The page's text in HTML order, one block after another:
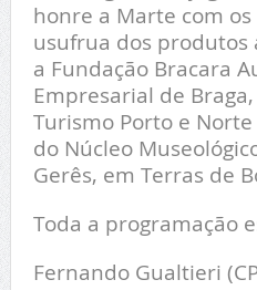
honre a Marte com os
usufrua dos produtos
a Fundação Bracara
Empresarial de
Turismo Porto e
do Núcleo
Gerês, em Terras de
Toda a programação
Fernando Gualtieri